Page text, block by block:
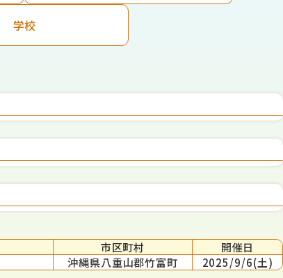
学校
市区町村
開催日
沖縄県八重山郡竹富町 2025/9/6(土)